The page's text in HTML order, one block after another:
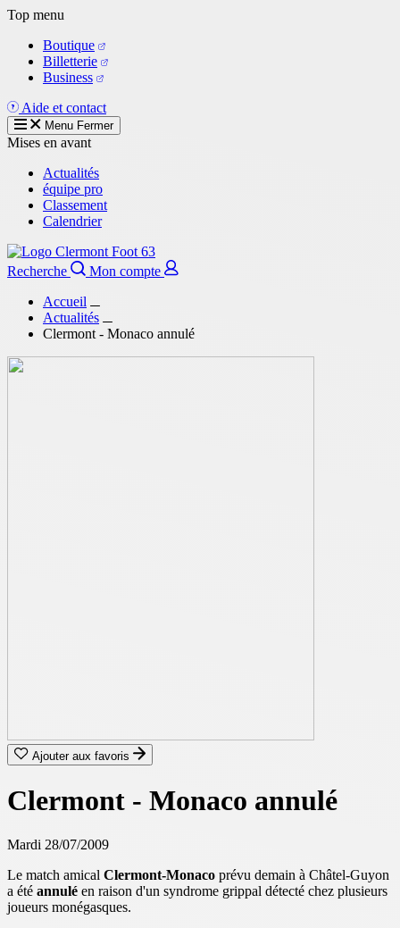
Aller
contenu
principal
Top menu
Boutique
Billetterie
Business
Aide et contact
Menu Fermer
Mises en avant
Actualités
équipe pro
Classement
Calendrier
Recherche
Mon compte
Accueil
Actualités
Clermont - Monaco annulé
Ajouter aux favoris
Clermont - Monaco annulé
Mardi 28/07/2009
Le match amical Clermont-Monaco prévu demain à Châtel-Guyon
a été annulé en raison d'un syndrome grippal détecté chez plusieurs
joueurs monégasques.